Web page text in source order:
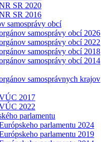
SR 2020
SR 2016
samosprávy obcí
samosprávy obcí 2026
samosprávy obcí 2022
samosprávy obcí 2018
samosprávy obcí 2014
samosprávnych krajov
2017
2022
parlamentu
parlamentu 2024
parlamentu 2019